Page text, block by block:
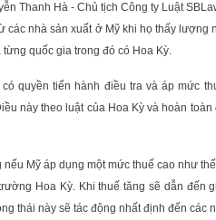
Thanh Hà - Chủ tịch Công ty Luật
các nhà sản xuất ở Mỹ khi họ thấy lượng
từng quốc gia trong đó có Hoa Kỳ.
có quyền tiến hành điều tra và áp mức
này theo luật của Hoa Kỳ và hoàn
nếu Mỹ áp dụng một mức thuế cao như
Hoa Kỳ. Khi thuế tăng sẽ dẫn đến
thái này sẽ tác động nhất định đến các